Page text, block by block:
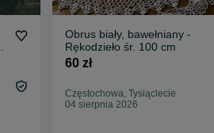
Obrus biały, bawełniany -
Rękodzieło śr. 100 cm
60 zł
Częstochowa, Tysiąclecie
04 sierpnia 2026